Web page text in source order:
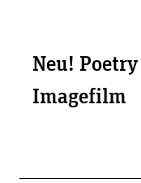
Neu!
Imagefilm